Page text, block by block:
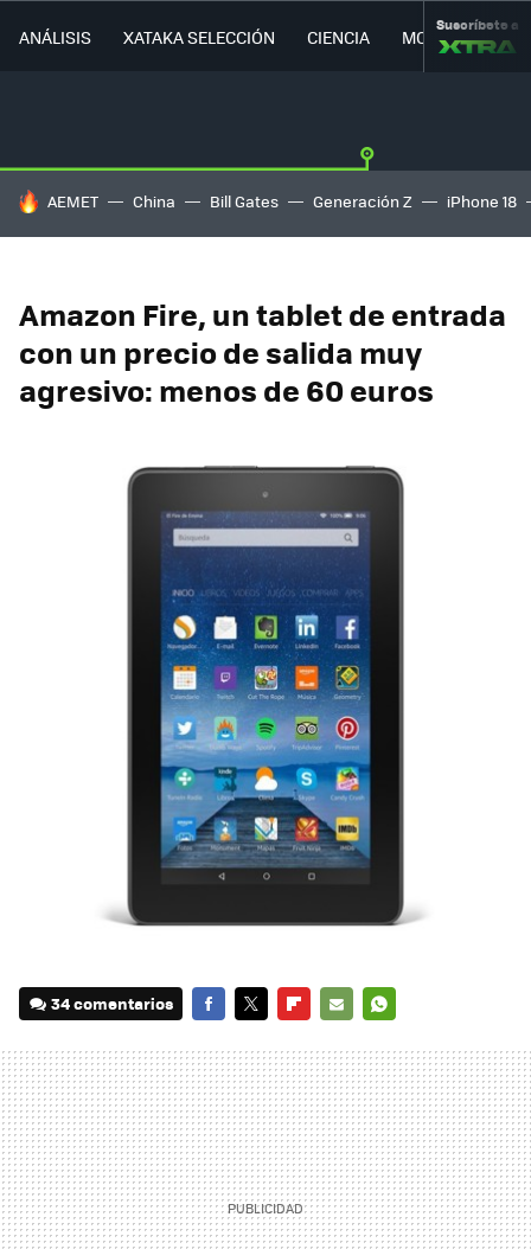
ANÁLISIS XATAKA SELECCIÓN CIENCIA MOVILIDAD
Suscríbete a
HOY SE HABLA DE
AEMET China Bill Gates Generación Z iPhone 18
Amazon Fire, un tablet de entrada
con un precio de salida muy
agresivo: menos de 60 euros
34 comentarios
MAIL